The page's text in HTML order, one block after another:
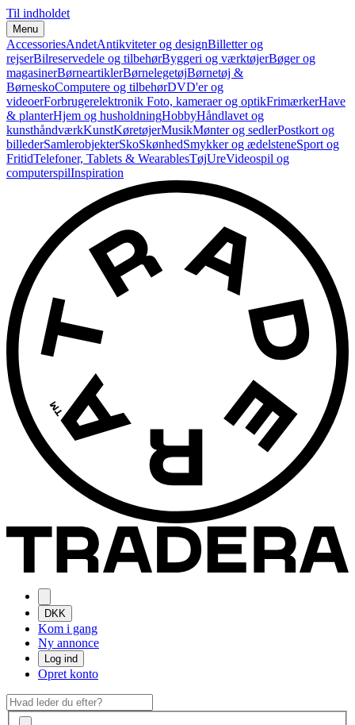
Til indholdet
Menu
AccessoriesAndetAntikviteter og designBilletter og
rejserBilreservedele og tilbehørByggeri og værktøjerBøger og
magasinerBørneartiklerBørnelegetøjBørnetøj &
BørneskoComputere og tilbehørDVD'er og
videoerForbrugerelektronik Foto, kameraer og optikFrimærkerHave
& planterHjem og husholdningHobbyHåndlavet og
kunsthåndværkKunstKøretøjerMusikMønter og sedlerPostkort og
billederSamlerobjekterSkoSkønhedSmykker og ædelsteneSport og
FritidTelefoner, Tablets & WearablesTøjUreVideospil og
computerspilInspiration
DKK
Kom i gang
Ny annonce
Log ind
Opret konto